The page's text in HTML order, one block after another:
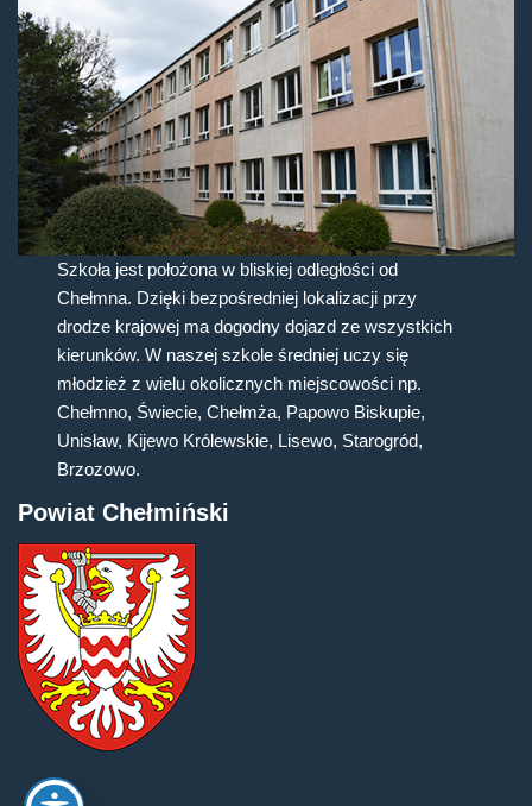
Szkoła jest położona w bliskiej odległości od
Chełmna. Dzięki bezpośredniej lokalizacji przy
drodze krajowej ma dogodny dojazd ze wszystkich
kierunków. W naszej szkole średniej uczy się
młodzież z wielu okolicznych miejscowości np.
Chełmno, Świecie, Chełmża, Papowo Biskupie,
Unisław, Kijewo Królewskie, Lisewo, Starogród,
Brzozowo.
Powiat Chełmiński